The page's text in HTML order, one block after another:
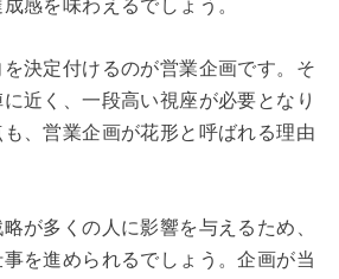
感を味わえるでしょう。
決定付けるのが営業企画です。そ
近く、一段高い視座が必要となり
、営業企画が花形と呼ばれる理由
が多くの人に影響を与えるため、
を進められるでしょう。企画が当